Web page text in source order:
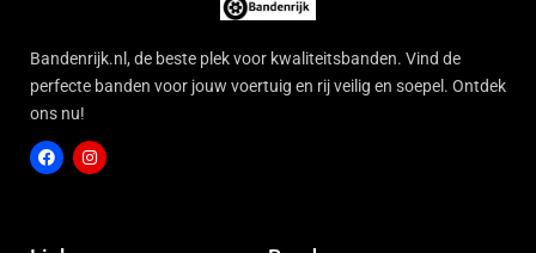
Bandenrijk.nl, de beste plek voor kwaliteitsbanden. Vind de
perfecte banden voor jouw voertuig en rij veilig en soepel. Ontdek
ons nu!